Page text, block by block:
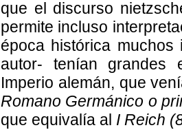
que el discurso
permite incluso
época histórica muchos
autor- tenían grandes
Imperio alemán, que
Romano Germánico o
que equivalía al I Reich